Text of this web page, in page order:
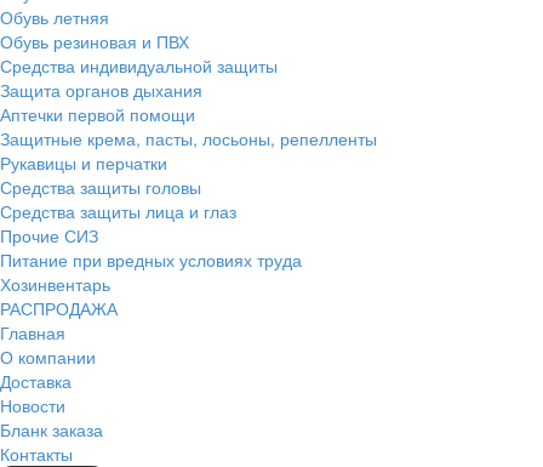
Обувь летняя
Обувь резиновая и ПВХ
Средства индивидуальной защиты
Защита органов дыхания
Аптечки первой помощи
Защитные крема, пасты, лосьоны, репелленты
Рукавицы и перчатки
Средства защиты головы
Средства защиты лица и глаз
Прочие СИЗ
Питание при вредных условиях труда
Хозинвентарь
РАСПРОДАЖА
Главная
О компании
Доставка
Новости
Бланк заказа
Контакты